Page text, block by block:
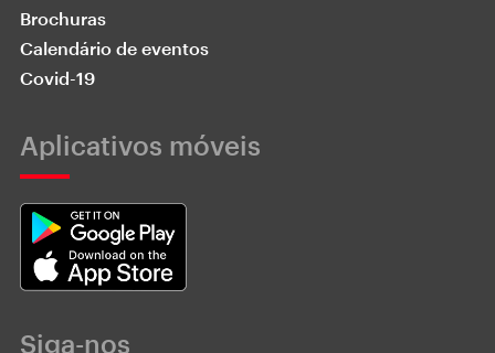
Brochuras
Calendário de eventos
Covid-19
Aplicativos móveis
Siga-nos